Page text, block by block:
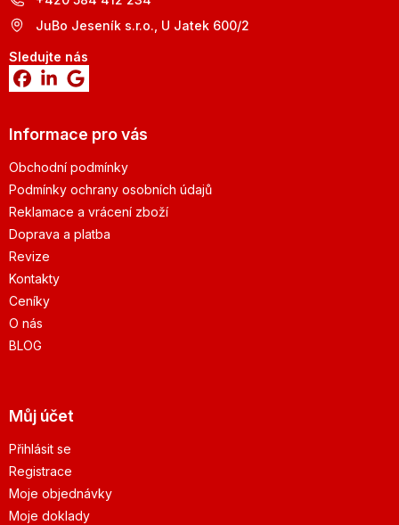
JuBo Jeseník s.r.o., U Jatek 600/2
Sledujte nás
Informace pro vás
Obchodní podmínky
Podmínky ochrany osobních údajů
Reklamace a vrácení zboží
Doprava a platba
Revize
Kontakty
Ceníky
O nás
BLOG
Můj účet
Přihlásit se
Registrace
Moje objednávky
Moje doklady